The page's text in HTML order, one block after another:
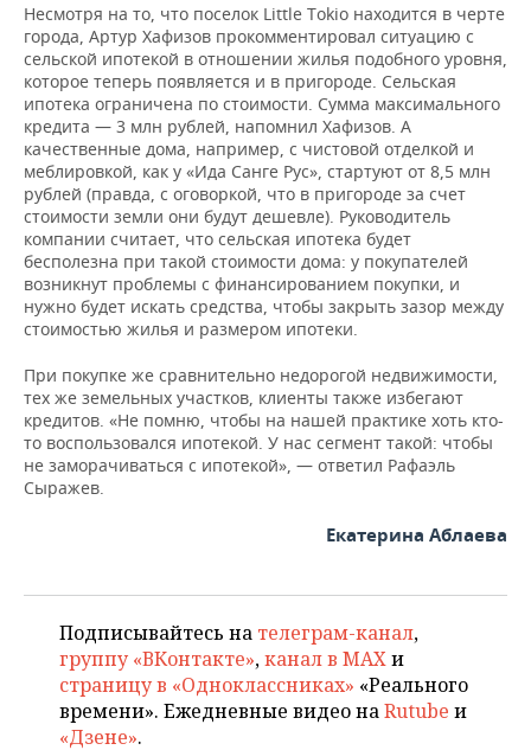
Несмотря на то, что поселок Little Tokio находится в черте
города, Артур Хафизов прокомментировал ситуацию с
сельской ипотекой в отношении жилья подобного уровня,
которое теперь появляется и в пригороде. Сельская
ипотека ограничена по стоимости. Сумма максимального
кредита — 3 млн рублей, напомнил Хафизов. А
качественные дома, например, с чистовой отделкой и
меблировкой, как у «Ида Санге Рус», стартуют от 8,5 млн
рублей (правда, с оговоркой, что в пригороде за счет
стоимости земли они будут дешевле). Руководитель
компании считает, что сельская ипотека будет
бесполезна при такой стоимости дома: у покупателей
возникнут проблемы с финансированием покупки, и
нужно будет искать средства, чтобы закрыть зазор между
стоимостью жилья и размером ипотеки.
При покупке же сравнительно недорогой недвижимости,
тех же земельных участков, клиенты также избегают
кредитов. «Не помню, чтобы на нашей практике хоть кто-
то воспользовался ипотекой. У нас сегмент такой: чтобы
не заморачиваться с ипотекой», — ответил Рафаэль
Сыражев.
Екатерина Аблаева
Подписывайтесь на телеграм-канал,
группу «ВКонтакте»,канал в MAXи
страницу в «Одноклассниках» «Реального
времени». Ежедневные видео наRutube и
«Дзене».